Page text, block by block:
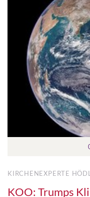
KIRCHENEXPERTE
KOO: Trumps